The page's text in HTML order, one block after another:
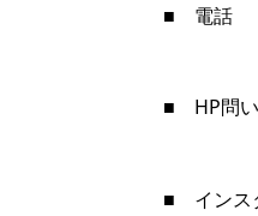
■ 電話 ： ０
■ HP問い合
■ インスタ